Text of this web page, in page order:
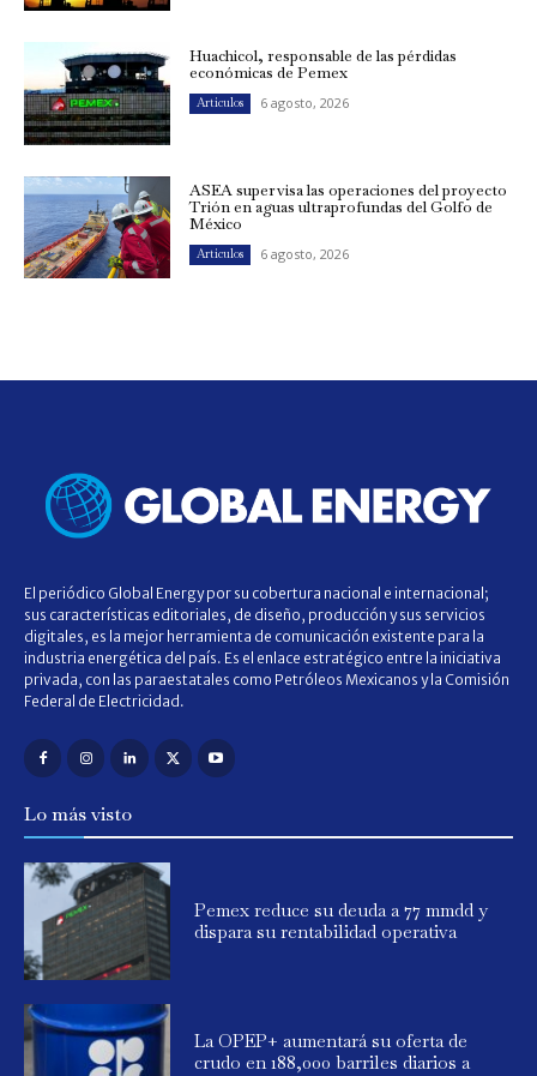
Huachicol, responsable de las pérdidas
económicas de Pemex
Artículos 6 agosto, 2026
ASEA supervisa las operaciones del proyecto
Trión en aguas ultraprofundas del Golfo de
México
Artículos 6 agosto, 2026
El periódico Global Energy por su cobertura nacional e internacional;
sus características editoriales, de diseño, producción y sus servicios
digitales, es la mejor herramienta de comunicación existente para la
industria energética del país. Es el enlace estratégico entre la iniciativa
privada, con las paraestatales como Petróleos Mexicanos y la Comisión
Federal de Electricidad.
Lo más visto
Pemex reduce su deuda a 77 mmdd y
dispara su rentabilidad operativa
La OPEP+ aumentará su oferta de
crudo en 188,000 barriles diarios a